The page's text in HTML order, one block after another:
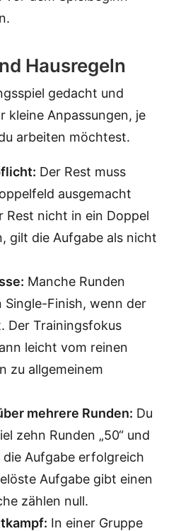
Hausregeln
gedacht und
kleine Anpassungen, je
arbeiten möchtest.
Der Rest muss
ausgemacht
Rest nicht in ein Doppel
gilt die Aufgabe als nicht
Manche Runden
Single-Finish, wenn der
Der Trainingsfokus
leicht vom reinen
zu allgemeinem
mehrere Runden: Du
zehn Runden „50“ und
Aufgabe erfolgreich
Aufgabe gibt einen
zählen null.
In einer Gruppe